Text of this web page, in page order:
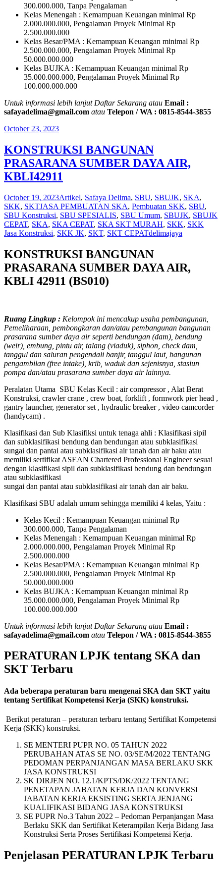
300.000.000, Tanpa Pengalaman
Kelas Menengah : Kemampuan Keuangan minimal Rp
2.000.000.000, Pengalaman Proyek Minimal Rp
2.500.000.000
Kelas Besar/PMA : Kemampuan Keuangan minimal Rp
2.500.000.000, Pengalaman Proyek Minimal Rp
50.000.000.000
Kelas BUJKA : Kemampuan Keuangan minimal Rp
35.000.000.000, Pengalaman Proyek Minimal Rp
100.000.000.000
Untuk informasi lebih lanjut Daftar Sekarang atau Email :
safayadelima@gmail.com atau Telepon / WA : 0815-8544-3855
October 23, 2023
KONSTRUKSI BANGUNAN
PRASARANA SUMBER DAYA AIR,
KBLI42911
October 19, 2023Artikel, Safaya Delima, SBU, SBUJK, SKA,
SKK, SKTJASA PEMBUATAN SKA, Pembuatan SKK, SBU,
SBU Konstruksi, SBU SPESIALIS, SBU Umum, SBUJK, SBUJK
CEPAT, SKA, SKA CEPAT, SKA SKT MURAH, SKK, SKK
Jasa Konstruksi, SKK JK, SKT, SKT CEPATdelimajaya
KONSTRUKSI BANGUNAN
PRASARANA SUMBER DAYA AIR,
KBLI 42911 (BS010)
Ruang Lingkup : Kelompok ini mencakup usaha pembangunan,
Pemeliharaan, pembongkaran dan/atau pembangunan bangunan
prasarana sumber daya air seperti bendungan (dam), bendung
(weir), embung, pintu air, talang (viaduk), siphon, check dam,
tanggul dan saluran pengendali banjir, tanggul laut, bangunan
pengambilan (free intake), krib, waduk dan sejenisnya, stasiun
pompa dan/atau prasarana sumber daya air lainnya.
Peralatan Utama SBU Kelas Kecil : air compressor , Alat Berat
Konstruksi, crawler crane , crew boat, forklift , formwork pier head ,
gantry launcher, generator set , hydraulic breaker , video camcorder
(handycam) .
Klasifikasi dan Sub Klasifiksi untuk tenaga ahli : Klasifikasi sipil
dan subklasifikasi bendung dan bendungan atau subklasifikasi
sungai dan pantai atau subklasifikasi air tanah dan air baku atau
memiliki sertifikat ASEAN Chartered Professional Engineer sesuai
dengan klasifikasi sipil dan subklasifikasi bendung dan bendungan
atau subklasifikasi
sungai dan pantai atau subklasifikasi air tanah dan air baku.
Klasifikasi SBU adalah umum sehingga memiliki 4 kelas, Yaitu :
Kelas Kecil : Kemampuan Keuangan minimal Rp
300.000.000, Tanpa Pengalaman
Kelas Menengah : Kemampuan Keuangan minimal Rp
2.000.000.000, Pengalaman Proyek Minimal Rp
2.500.000.000
Kelas Besar/PMA : Kemampuan Keuangan minimal Rp
2.500.000.000, Pengalaman Proyek Minimal Rp
50.000.000.000
Kelas BUJKA : Kemampuan Keuangan minimal Rp
35.000.000.000, Pengalaman Proyek Minimal Rp
100.000.000.000
Untuk informasi lebih lanjut Daftar Sekarang atau Email :
safayadelima@gmail.com atau Telepon / WA : 0815-8544-3855
PERATURAN LPJK tentang SKA dan
SKT Terbaru
Ada beberapa peraturan baru mengenai SKA dan SKT yaitu
tentang Sertifikat Kompetensi Kerja (SKK) konstruksi.
Berikut peraturan – peraturan terbaru tentang Sertifikat Kompetensi
Kerja (SKK) konstruksi.
SE MENTERI PUPR NO. 05 TAHUN 2022
PERUBAHAN ATAS SE NO. 03/SE/M/2022 TENTANG
PEDOMAN PERPANJANGAN MASA BERLAKU SKK
JASA KONSTRUKSI
SK DIRJEN NO. 12.1/KPTS/DK/2022 TENTANG
PENETAPAN JABATAN KERJA DAN KONVERSI
JABATAN KERJA EKSISTING SERTA JENJANG
KUALIFIKASI BIDANG JASA KONSTRUKSI
SE PUPR No.3 Tahun 2022 – Pedoman Perpanjangan Masa
Berlaku SKK dan Sertifikat Keterampilan Kerja Bidang Jasa
Konstruksi Serta Proses Sertifikasi Kompetensi Kerja.
Penjelasan PERATURAN LPJK Terbaru